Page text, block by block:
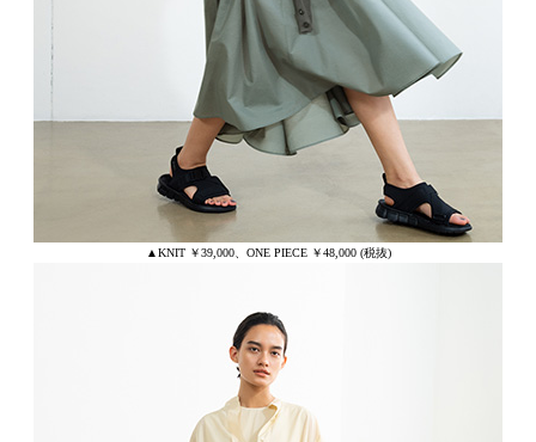
▲KNIT ￥39,000、ONE PIECE ￥48,000 (税抜)